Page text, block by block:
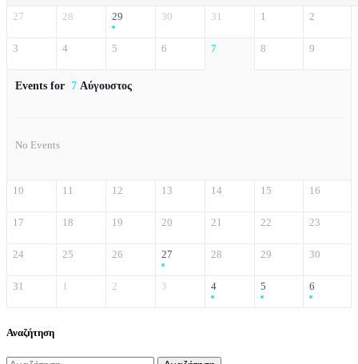
27 28 29 30 31 1 2
3 4 5 6 7 8 9
Events for 7 Αύγουστος
No Events
10 11 12 13 14 15 16
17 18 19 20 21 22 23
24 25 26 27 28 29 30
31 1 2 3 4 5 6
Αναζήτηση